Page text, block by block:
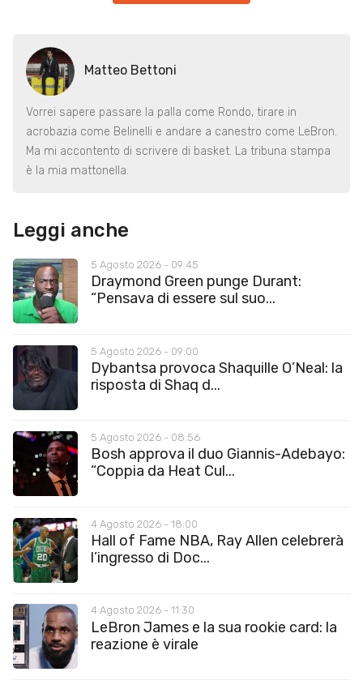
Matteo Bettoni
Vorrei sapere passare la palla come Rondo, tirare in
acrobazia come Belinelli e andare a canestro come LeBron.
Ma mi accontento di scrivere di basket. La tribuna stampa
è la mia mattonella.
Leggi anche
5 Agosto 2026 - 09:45
Draymond Green punge Durant:
“Pensava di essere sul suo...
5 Agosto 2026 - 09:00
Dybantsa provoca Shaquille O’Neal: la
risposta di Shaq d...
5 Agosto 2026 - 08:56
Bosh approva il duo Giannis-Adebayo:
“Coppia da Heat Cul...
4 Agosto 2026 - 18:00
Hall of Fame NBA, Ray Allen celebrerà
l’ingresso di Doc...
4 Agosto 2026 - 11:30
LeBron James e la sua rookie card: la
reazione è virale